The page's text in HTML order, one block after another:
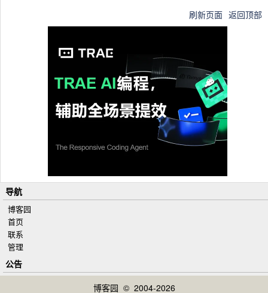
刷新页面 返回顶部
导航
博客园
首页
联系
管理
公告
博客园 © 2004-2026